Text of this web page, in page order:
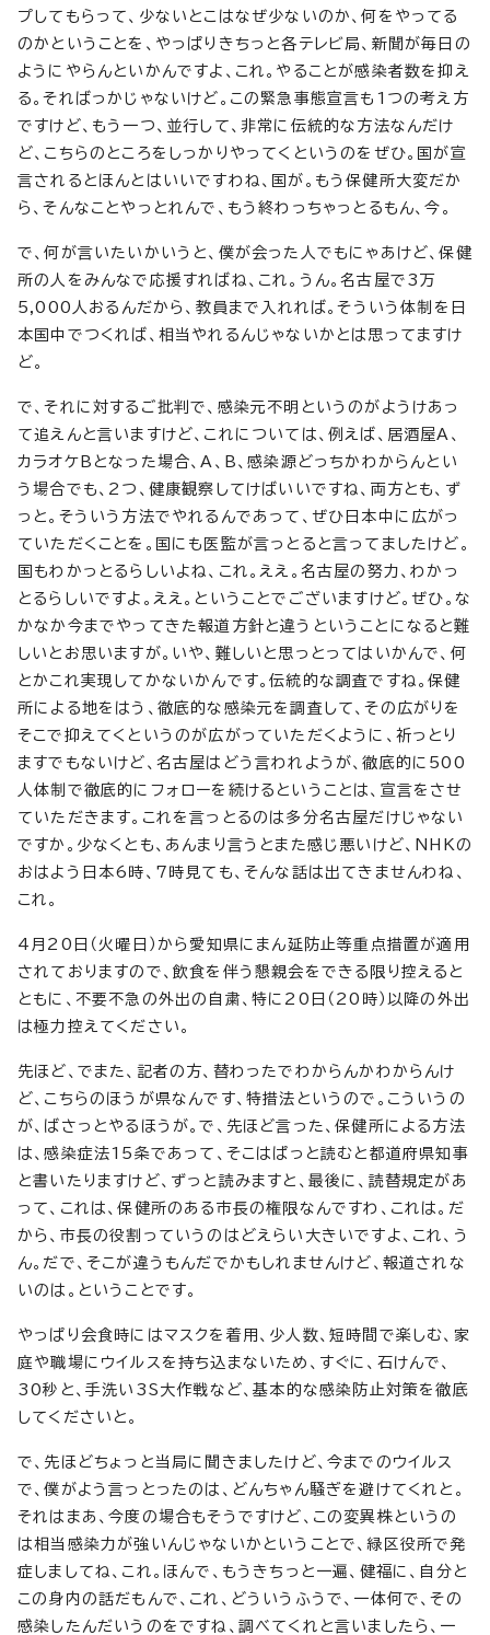
プしてもらって、少ないとこはなぜ少ないのか、何をやってる
のかということを、やっぱりきちっと各テレビ局、新聞が毎日の
ようにやらんといかんですよ、これ。やることが感染者数を抑え
る。そればっかじゃないけど。この緊急事態宣言も1つの考え方
ですけど、もう一つ、並行して、非常に伝統的な方法なんだけ
ど、こちらのところをしっかりやってくというのをぜひ。国が宣
言されるとほんとはいいですわね、国が。もう保健所大変だか
ら、そんなことやっとれんで、もう終わっちゃっとるもん、今。
で、何が言いたいかいうと、僕が会った人でもにゃあけど、保健
所の人をみんなで応援すればね、これ。うん。名古屋で3万
5,000人おるんだから、教員まで入れれば。そういう体制を日
本国中でつくれば、相当やれるんじゃないかとは思ってますけ
ど。
で、それに対するご批判で、感染元不明というのがようけあっ
て追えんと言いますけど、これについては、例えば、居酒屋A、
カラオケBとなった場合、A、B、感染源どっちかわからんとい
う場合でも、2つ、健康観察してけばいいですね、両方とも、ず
っと。そういう方法でやれるんであって、ぜひ日本中に広がっ
ていただくことを。国にも医監が言っとると言ってましたけど。
国もわかっとるらしいよね、これ。ええ。名古屋の努力、わかっ
とるらしいですよ。ええ。ということでございますけど。ぜひ。な
かなか今までやってきた報道方針と違うということになると難
しいとお思いますが。いや、難しいと思っとってはいかんで、何
とかこれ実現してかないかんです。伝統的な調査ですね。保健
所による地をはう、徹底的な感染元を調査して、その広がりを
そこで抑えてくというのが広がっていただくように、祈っとり
ますでもないけど、名古屋はどう言われようが、徹底的に500
人体制で徹底的にフォローを続けるということは、宣言をさせ
ていただきます。これを言っとるのは多分名古屋だけじゃない
ですか。少なくとも、あんまり言うとまた感じ悪いけど、NHKの
おはよう日本6時、7時見ても、そんな話は出てきませんわね、
これ。
4月20日（火曜日）から愛知県にまん延防止等重点措置が適用
されておりますので、飲食を伴う懇親会をできる限り控えると
ともに、不要不急の外出の自粛、特に20日（20時）以降の外出
は極力控えてください。
先ほど、でまた、記者の方、替わったでわからんかわからんけ
ど、こちらのほうが県なんです、特措法というので。こういうの
が、ばさっとやるほうが。で、先ほど言った、保健所による方法
は、感染症法15条であって、そこはぱっと読むと都道府県知事
と書いたりますけど、ずっと読みますと、最後に、読替規定があ
って、これは、保健所のある市長の権限なんですわ、これは。だ
から、市長の役割っていうのはどえらい大きいですよ、これ、う
ん。だで、そこが違うもんだでかもしれませんけど、報道されな
いのは。ということです。
やっぱり会食時にはマスクを着用、少人数、短時間で楽しむ、家
庭や職場にウイルスを持ち込まないため、すぐに、石けんで、
30秒と、手洗い3S大作戦など、基本的な感染防止対策を徹底
してくださいと。
で、先ほどちょっと当局に聞きましたけど、今までのウイルス
で、僕がよう言っとったのは、どんちゃん騒ぎを避けてくれと。
それはまあ、今度の場合もそうですけど、この変異株というの
は相当感染力が強いんじゃないかということで、緑区役所で発
症しましてね、これ。ほんで、もうきちっと一遍、健福に、自分と
この身内の話だもんで、これ、どういうふうで、一体何で、その
感染したんだいうのをですね、調べてくれと言いましたら、一